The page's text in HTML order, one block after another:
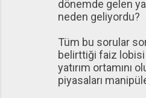
dönemde gelen
neden geliyordu?
Tüm bu sorular
belirttiği faiz
yatırım ortamını
piyasaları